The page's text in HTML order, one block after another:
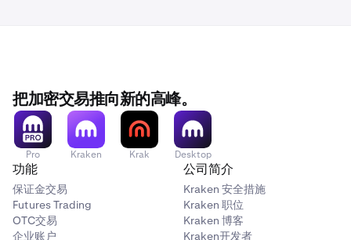
把加密交易推向新的高峰。
Pro Kraken Krak Desktop
功能
保证金交易
Futures Trading
OTC交易
企业账户
公司简介
Kraken 安全措施
Kraken 职位
Kraken 博客
Kraken开发者